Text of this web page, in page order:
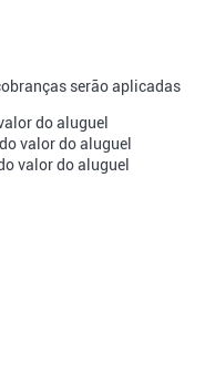
serão aplicadas
do aluguel
valor do aluguel
valor do aluguel